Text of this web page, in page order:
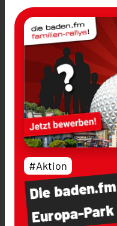
Diebaden.fm
Europa-Park
#Aktion